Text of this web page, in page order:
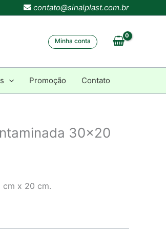
contato@sinalplast.com.br
Minha conta
Promoção Contato
30×20
cm x 20 cm.